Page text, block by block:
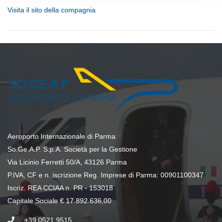
Visita il sito della compagnia
Aeroporto Internazionale di Parma
So.Ge.A.P. S.p.A. Società per la Gestione
Via Licinio Ferretti 50/A, 43126 Parma
P.IVA, CF e n. iscrizione Reg. Imprese di Parma: 00901100347
Iscriz. REA CCIAA n. PR - 153018
Capitale Sociale € 17.892.636,00
+39 0521 9515